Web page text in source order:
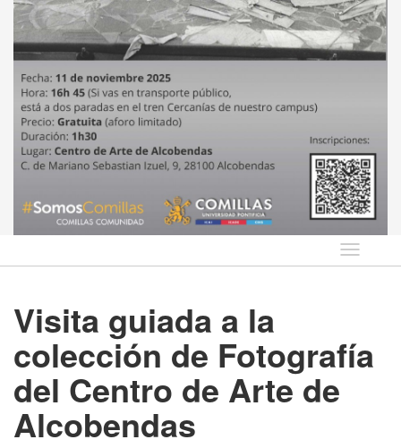
Idioma
Visita guiada a la
colección de Fotografía
del Centro de Arte de
Alcobendas